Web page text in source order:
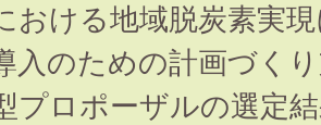
おける地域脱炭素実
入のための計画づく
プロポーザルの選定